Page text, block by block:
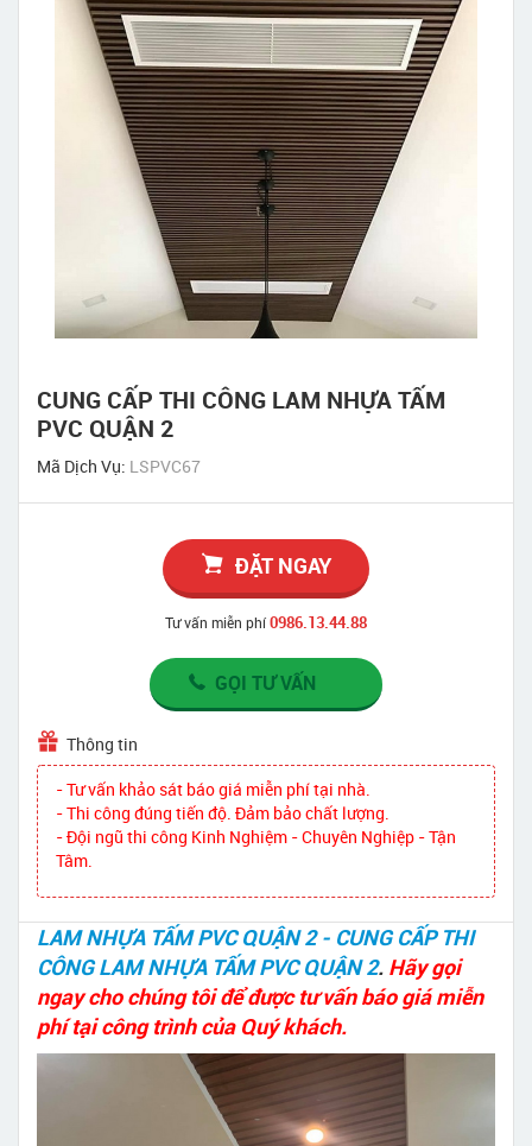
CUNG CẤP THI CÔNG LAM NHỰA TẤM
PVC QUẬN 2
Mã Dịch Vụ: LSPVC67
ĐẶT NGAY
Tư vấn miễn phí0986.13.44.88
GỌI TƯ VẤN
Thông tin
- Tư vấn khảo sát báo giá miễn phí tại nhà.
- Thi công đúng tiến độ. Đảm bảo chất lượng.
- Đội ngũ thi công Kinh Nghiệm - Chuyên Nghiệp - Tận
Tâm.
LAM NHỰA TẤM PVC QUẬN 2 - CUNG CẤP THI
CÔNG LAM NHỰA TẤM PVC QUẬN 2. Hãy gọi
ngay cho chúng tôi để được tư vấn báo giá miễn
phí tại công trình của Quý khách.